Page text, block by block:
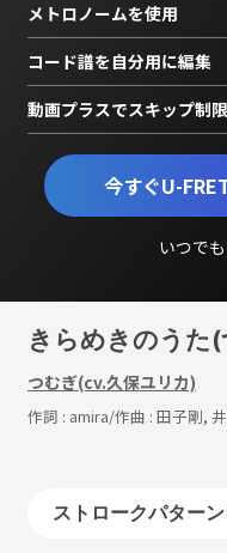
今すぐU-
いつで
メトロノームを使用
コード譜を自分用に編集
動画プラスでスキップ制
きらめきのうた
つむぎ(cv.久保ユリカ)
作詞 : amira/作曲 : 田子剛,
ストロークパター